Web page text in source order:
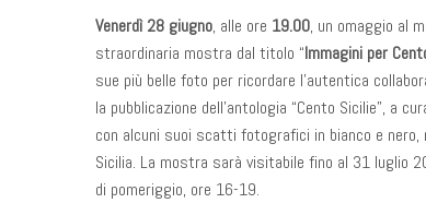
Venerdì 28 giugno, alle ore 19.00, un omaggio al
straordinaria mostra dal titolo “Immagini per
sue più belle foto per ricordare l’autentica
la pubblicazione dell’antologia “Cento Sicilie”, a
con alcuni suoi scatti fotografici in bianco e
Sicilia. La mostra sarà visitabile fino al 31 luglio
di pomeriggio, ore 16-19.